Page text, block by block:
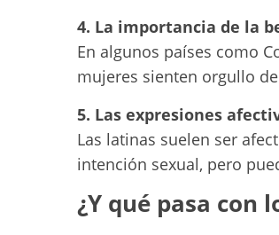
4. La importancia de la
En algunos países como
mujeres sienten orgullo
5. Las expresiones
Las latinas suelen ser
intención sexual, pero
¿Y qué pasa con